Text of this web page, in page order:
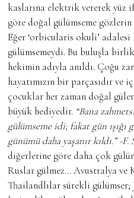
kaslarına elektrik vererek yüz
göre doğal gülümseme
Eğer ‘orbicularis okuli’ adalesi
gülümsemeydi. Bu buluşla
hekimin adıyla anıldı. Çoğu
hayatımızın bir parçasıdır ve
çocuklar her zaman doğal
büyük hediyedir. “Bana
gülümseme idi; fakat gün ışığı
günümü daha yaşanır kıldı.” -F.
diğerlerine göre daha çok
Ruslar gülmez… Avustralya ve
Thailandlılar sürekli